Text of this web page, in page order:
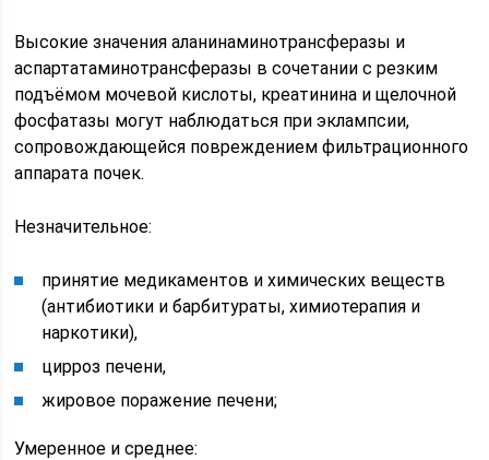
Высокие значения аланинаминотрансферазы и
аспартатаминотрансферазы в сочетании с резким
подъёмом мочевой кислоты, креатинина и щелочной
фосфатазы могут наблюдаться при эклампсии,
сопровождающейся повреждением фильтрационного
аппарата почек.
Незначительное:
принятие медикаментов и химических веществ
(антибиотики и барбитураты, химиотерапия и
наркотики),
цирроз печени,
жировое поражение печени;
Умеренное и среднее: